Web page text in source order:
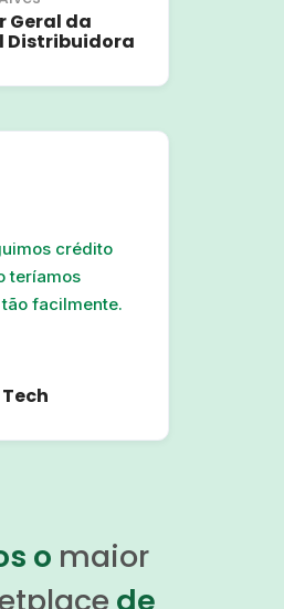
Geral da
Distribuidora
crédito
teríamos
facilmente.
o maior
de